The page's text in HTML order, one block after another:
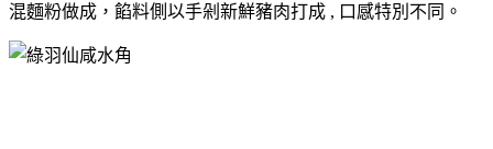
混麵粉做成，餡料側以手剁新鮮豬肉打成 , 口感特別不同。